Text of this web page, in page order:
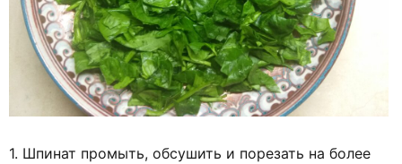
1. Шпинат промыть, обсушить и порезать на более